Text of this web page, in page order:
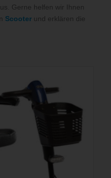
Gerne helfen wir Ihnen
Scooterund erklären die